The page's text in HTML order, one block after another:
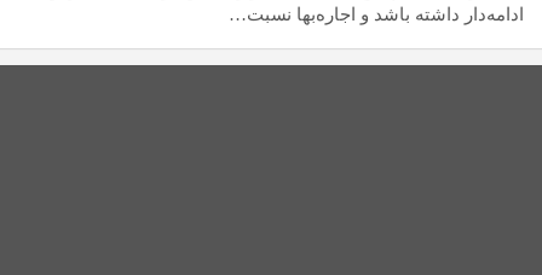
ادامه‌دار داشته باشد و اجاره‌بها نسبت…